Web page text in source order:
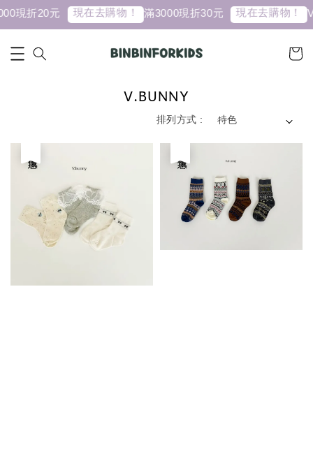
20元 現在去購物！ 滿3000現折30元 現在去購物！
V.BUNNY
排列方式 :